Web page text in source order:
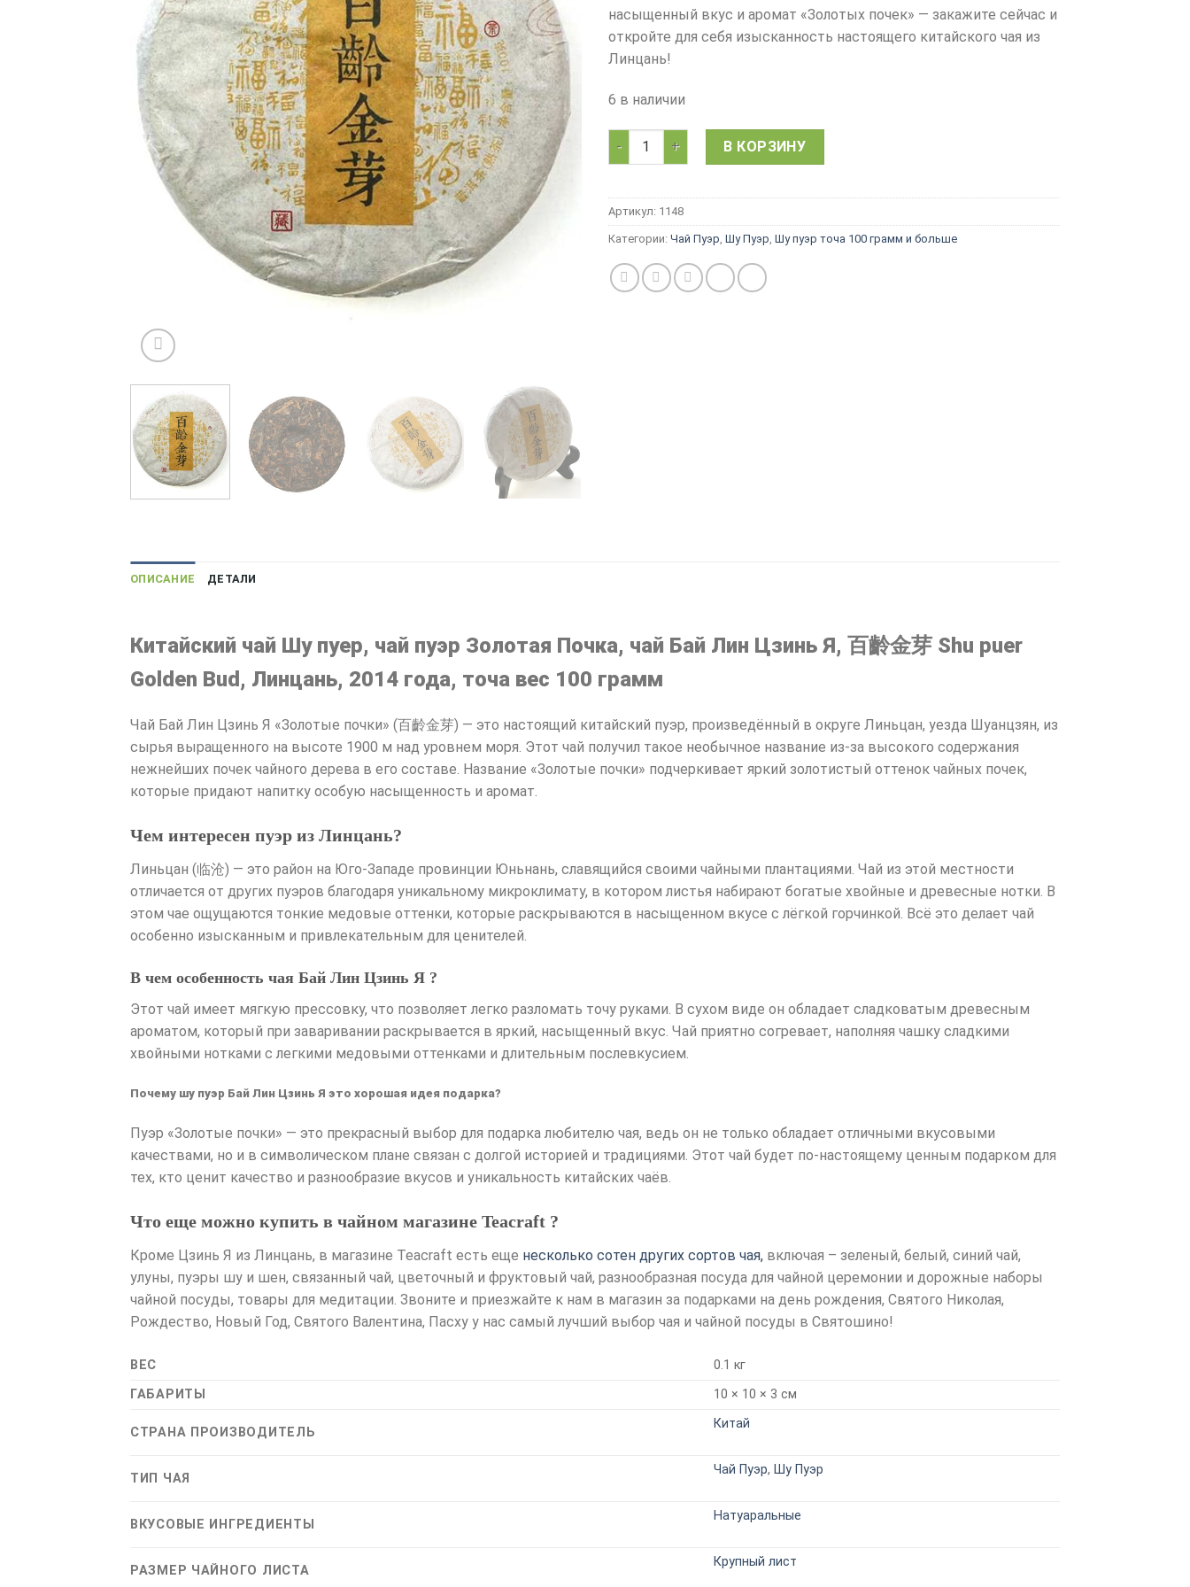
насыщенный вкус и аромат «Золотых почек» — закажите сейчас и
откройте для себя изысканность настоящего китайского чая из
Линцань!
6 в наличии
Количество товара Чай Шу Пуэр Золотые почки, китайский чай Бай Лин Цзинь Я, 2014,
В КОРЗИНУ
Артикул: 1148
Категории: Чай Пуэр Шу Пуэр Шу пуэр точа 100 грамм и больше
ОПИСАНИЕ ДЕТАЛИ
Китайский чай Шу пуер, чай пуэр Золотая Почка, чай Бай Лин Цзинь Я, 百齡金芽 Shu puer
Golden Bud, Линцань, 2014 года, точа вес 100 грамм
Чай Бай Лин Цзинь Я «Золотые почки» (百齡金芽) — это настоящий китайский пуэр, произведённый в округе Линьцан, уезда Шуанцзян, из
сырья выращенного на высоте 1900 м над уровнем моря. Этот чай получил такое необычное название из-за высокого содержания
нежнейших почек чайного дерева в его составе. Название «Золотые почки» подчеркивает яркий золотистый оттенок чайных почек,
которые придают напитку особую насыщенность и аромат.
Чем интересен пуэр из Линцань?
Линьцан (临沧) — это район на Юго-Западе провинции Юньнань, славящийся своими чайными плантациями. Чай из этой местности
отличается от других пуэров благодаря уникальному микроклимату, в котором листья набирают богатые хвойные и древесные нотки. В
этом чае ощущаются тонкие медовые оттенки, которые раскрываются в насыщенном вкусе с лёгкой горчинкой. Всё это делает чай
особенно изысканным и привлекательным для ценителей.
В чем особенность чая Бай Лин Цзинь Я ?
Этот чай имеет мягкую прессовку, что позволяет легко разломать точу руками. В сухом виде он обладает сладковатым древесным
ароматом, который при заваривании раскрывается в яркий, насыщенный вкус. Чай приятно согревает, наполняя чашку сладкими
хвойными нотками с легкими медовыми оттенками и длительным послевкусием.
Почему шу пуэр Бай Лин Цзинь Я это хорошая идея подарка?
Пуэр «Золотые почки» — это прекрасный выбор для подарка любителю чая, ведь он не только обладает отличными вкусовыми
качествами, но и в символическом плане связан с долгой историей и традициями. Этот чай будет по-настоящему ценным подарком для
тех, кто ценит качество и разнообразие вкусов и уникальность китайских чаёв.
Что еще можно купить в чайном магазине Teacraft ?
Кроме Цзинь Я из Линцань, в магазине Teacraft есть еще несколько сотен других сортов чая, включая – зеленый, белый, синий чай,
улуны, пуэры шу и шен, связанный чай, цветочный и фруктовый чай, разнообразная посуда для чайной церемонии и дорожные наборы
чайной посуды, товары для медитации. Звоните и приезжайте к нам в магазин за подарками на день рождения, Святого Николая,
Рождество, Новый Год, Святого Валентина, Пасху у нас самый лучший выбор чая и чайной посуды в Святошино!
ВЕС
0.1 кг
ГАБАРИТЫ
10 × 10 × 3 см
СТРАНА ПРОИЗВОДИТЕЛЬ
Китай
ТИП ЧАЯ
Чай Пуэр, Шу Пуэр
ВКУСОВЫЕ ИНГРЕДИЕНТЫ
Натуаральные
РАЗМЕР ЧАЙНОГО ЛИСТА
Крупный лист